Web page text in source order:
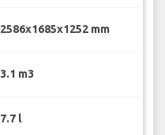
2586x1685x1252 mm
3.1 m3
7.7 l